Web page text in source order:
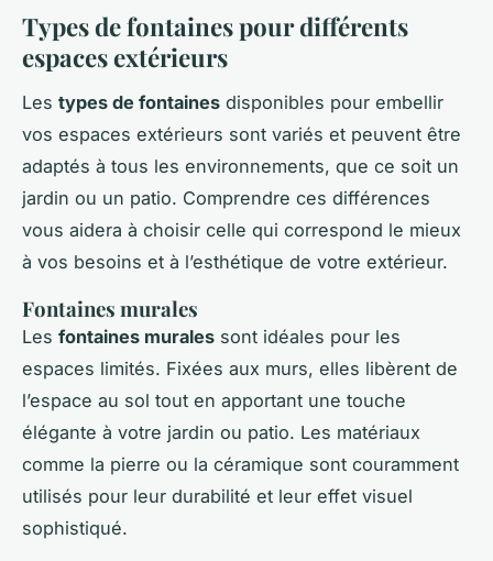
Types de fontaines pour différents
espaces extérieurs
Les types de fontaines disponibles pour embellir
vos espaces extérieurs sont variés et peuvent être
adaptés à tous les environnements, que ce soit un
jardin ou un patio. Comprendre ces différences
vous aidera à choisir celle qui correspond le mieux
à vos besoins et à l’esthétique de votre extérieur.
Fontaines murales
Les fontaines murales sont idéales pour les
espaces limités. Fixées aux murs, elles libèrent de
l’espace au sol tout en apportant une touche
élégante à votre jardin ou patio. Les matériaux
comme la pierre ou la céramique sont couramment
utilisés pour leur durabilité et leur effet visuel
sophistiqué.